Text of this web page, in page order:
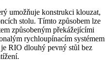
umožňuje konstrukci klouzat,
stolu. Tímto způsobem lze
způsobeným překážejícími
rychloupínacím systémem
RIO dlouhý pevný stůl bez